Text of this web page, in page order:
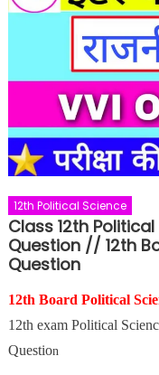
12th Political Science
Class 12th
Question // 12th
Question
12th Board Political
12th exam Political
Question